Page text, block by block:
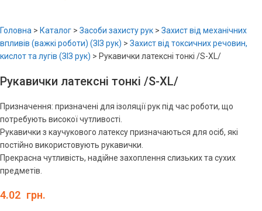
Головна > Каталог > Засоби захисту рук > Захист від механічних
впливів (важкі роботи) (ЗІЗ рук) > Захист від токсичних речовин,
кислот та лугів (ЗІЗ рук) > Рукавички латексні тонкі /S-XL/
Рукавички латексні тонкі /S-XL/
Призначення: призначені для ізоляції рук під час роботи, що
потребують високої чутливості.
Рукавички з каучукового латексу призначаються для осіб, які
постійно використовують рукавички.
Прекрасна чутливість, надійне захоплення слизьких та сухих
предметів.
4.02 грн.